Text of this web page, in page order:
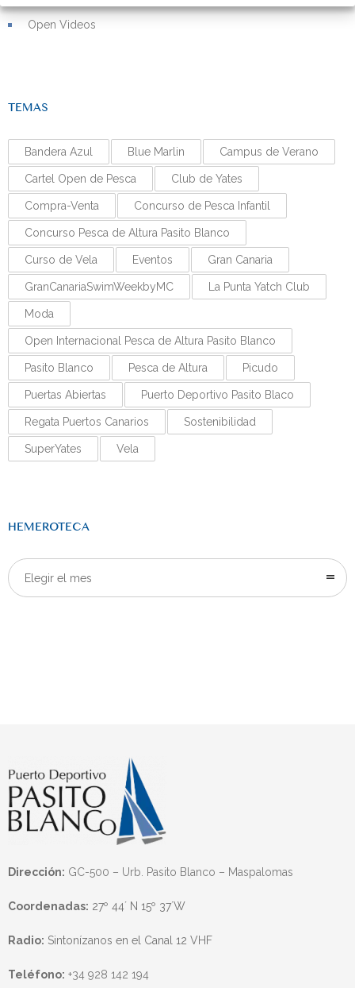
Open Videos
TEMAS
Bandera Azul Blue Marlin Campus de Verano
Cartel Open de Pesca Club de Yates
Compra-Venta Concurso de Pesca Infantil
Concurso Pesca de Altura Pasito Blanco
Curso de Vela Eventos Gran Canaria
GranCanariaSwimWeekbyMC La Punta Yatch Club
Moda
Open Internacional Pesca de Altura Pasito Blanco
Pasito Blanco Pesca de Altura Picudo
Puertas Abiertas Puerto Deportivo Pasito Blaco
Regata Puertos Canarios Sostenibilidad
SuperYates Vela
HEMEROTECA
Elegir el mes
Dirección: GC-500 – Urb. Pasito Blanco – Maspalomas
Coordenadas: 27º 44´ N 15º 37´W
Radio: Sintonízanos en el Canal 12 VHF
Teléfono: +34 928 142 194